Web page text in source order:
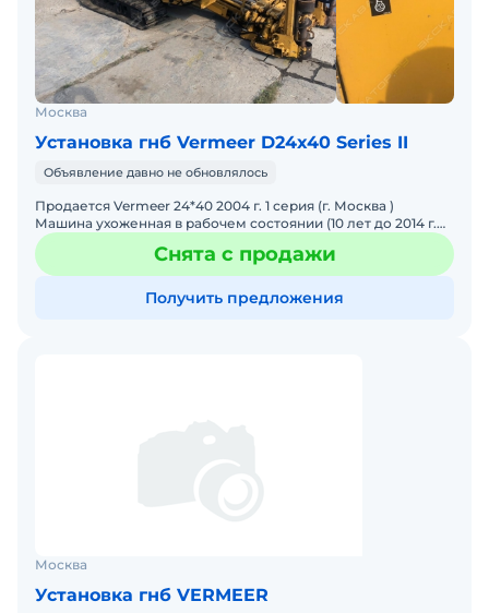
Москва
Установка гнб Vermeer D24x40 Series II
Объявление давно не обновлялось
Продается Vermeer 24*40 2004 г. 1 серия (г. Москва )
Машина ухоженная в рабочем состоянии (10 лет до 2014 г.
Не использовалась было 200 моточасов) Мото часы
Снята с продажи
Получить предложения
Москва
Установка гнб VERMEER